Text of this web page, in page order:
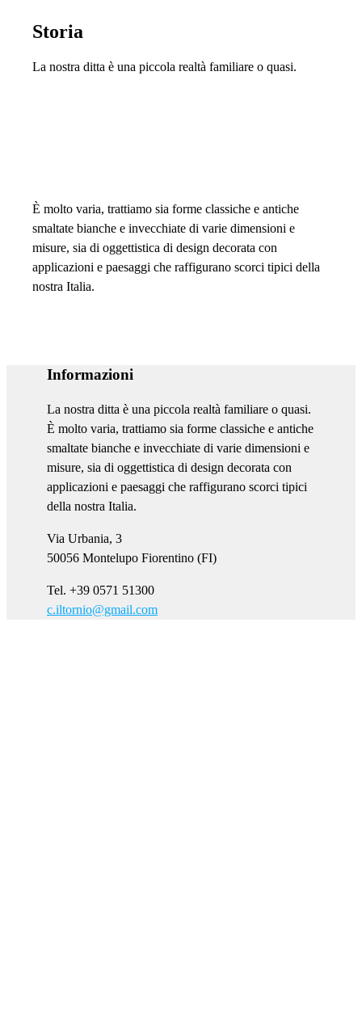
Storia
La nostra ditta è una piccola realtà familiare o quasi.
È molto varia, trattiamo sia forme classiche e antiche
smaltate bianche e invecchiate di varie dimensioni e
misure, sia di oggettistica di design decorata con
applicazioni e paesaggi che raffigurano scorci tipici della
nostra Italia.
Informazioni
La nostra ditta è una piccola realtà familiare o quasi.
È molto varia, trattiamo sia forme classiche e antiche
smaltate bianche e invecchiate di varie dimensioni e
misure, sia di oggettistica di design decorata con
applicazioni e paesaggi che raffigurano scorci tipici
della nostra Italia.
Via Urbania, 3
50056 Montelupo Fiorentino (FI)
Tel. +39 0571 51300
c.iltornio@gmail.com